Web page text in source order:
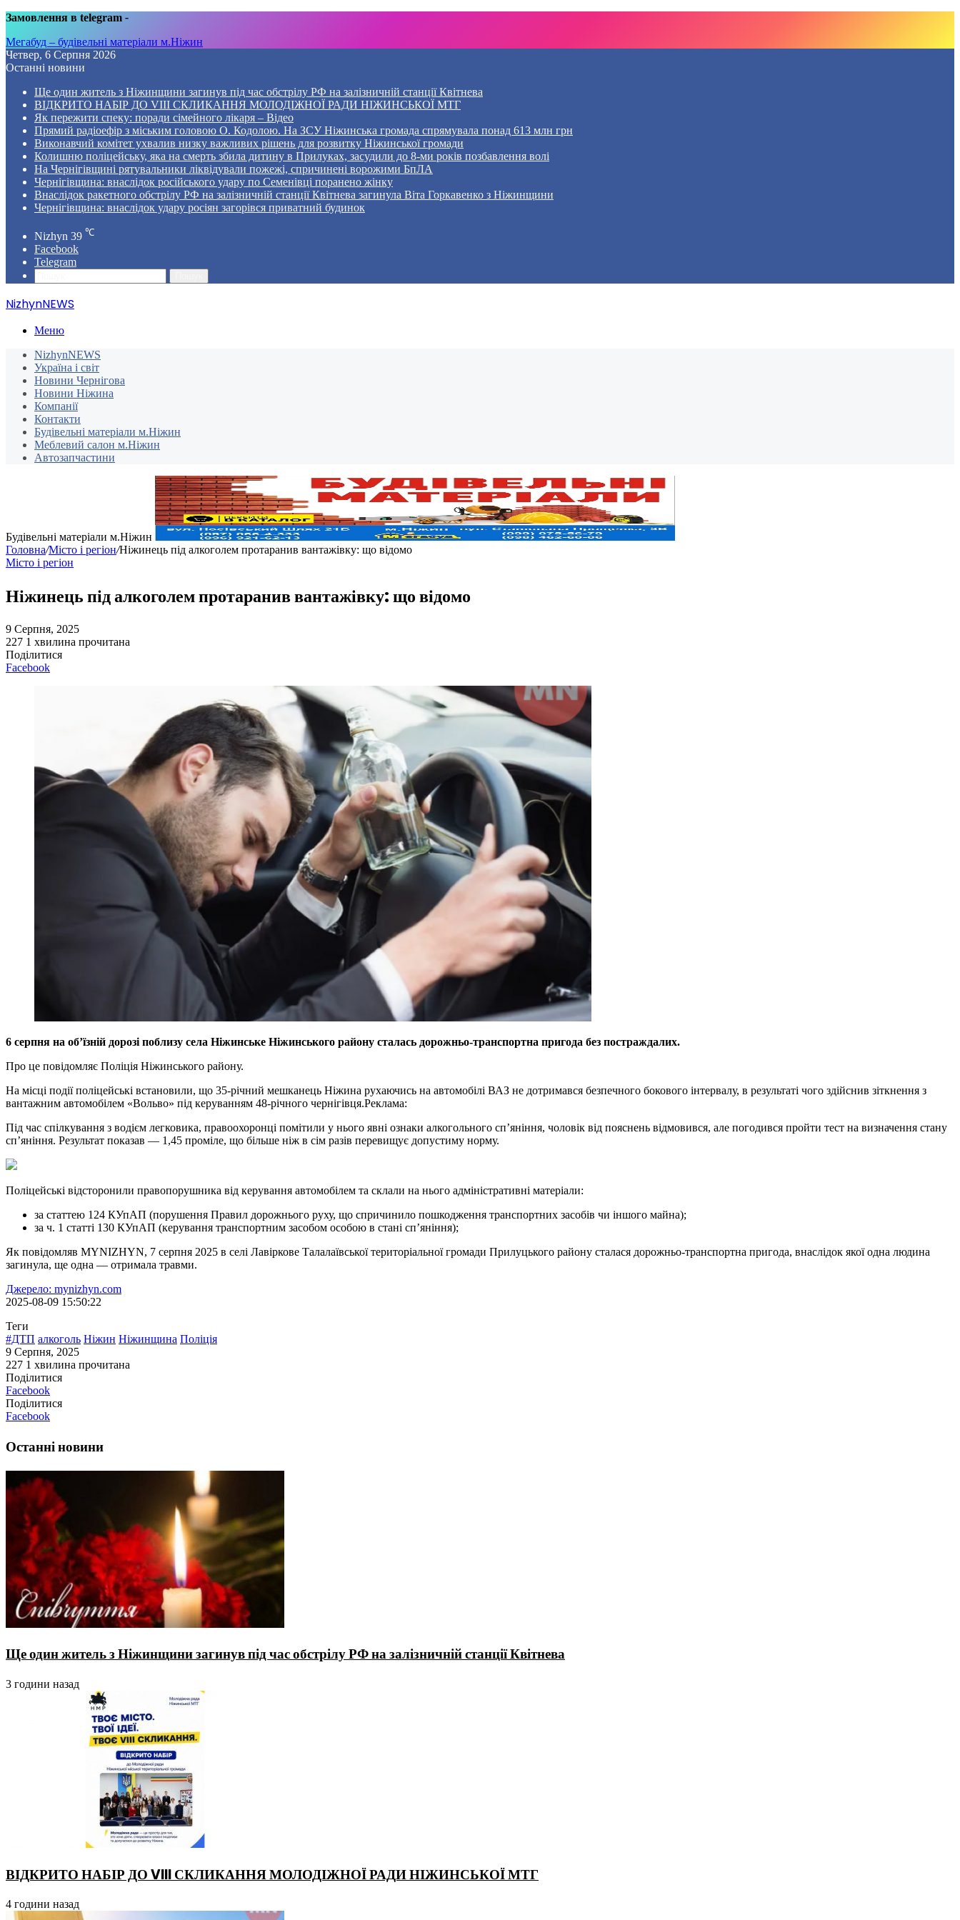
Замовлення в telegram -
Мегабуд – будівельні матеріали м.Ніжин
Четвер, 6 Серпня 2026
Останні новини
Ще один житель з Ніжинщини загинув під час обстрілу РФ на залізничній станції Квітнева
ВІДКРИТО НАБІР ДО VIII СКЛИКАННЯ МОЛОДІЖНОЇ РАДИ НІЖИНСЬКОЇ МТГ
Як пережити спеку: поради сімейного лікаря – Відео
Прямий радіоефір з міським головою О. Кодолою. На ЗСУ Ніжинська громада спрямувала понад 613 млн грн
Виконавчий комітет ухвалив низку важливих рішень для розвитку Ніжинської громади
Колишню поліцейську, яка на смерть збила дитину в Прилуках, засудили до 8-ми років позбавлення волі
На Чернігівщині рятувальники ліквідували пожежі, спричинені ворожими БпЛА
Чернігівщина: внаслідок російського удару по Семенівці поранено жінку
Внаслідок ракетного обстрілу РФ на залізничній станції Квітнева загинула Віта Горкавенко з Ніжинщини
Чернігівщина: внаслідок удару росіян загорівся приватний будинок
Nizhyn 39 ℃
Facebook
Telegram
NizhynNEWS
Меню
NizhynNEWS
Україна і світ
Новини Чернігова
Новини Ніжина
Компанії
Контакти
Будівельні матеріали м.Ніжин
Меблевий салон м.Ніжин
Автозапчастини
Будівельні матеріали м.Ніжин
Головна/Місто і регіон/Ніжинець під алкоголем протаранив вантажівку: що відомо
Місто і регіон
Ніжинець під алкоголем протаранив вантажівку: що відомо
9 Серпня, 2025
227 1 хвилина прочитана
Поділитися
Facebook
6 серпня на об’їзній дорозі поблизу села Ніжинське Ніжинського району сталась дорожньо-транспортна пригода без постраждалих.
Про це повідомляє Поліція Ніжинського району.
На місці події поліцейські встановили, що 35-річний мешканець Ніжина рухаючись на автомобілі ВАЗ не дотримався безпечного бокового інтервалу, в результаті чого здійснив зіткнення з
вантажним автомобілем «Вольво» під керуванням 48-річного чернігівця.Реклама:
Під час спілкування з водієм легковика, правоохоронці помітили у нього явні ознаки алкогольного сп’яніння, чоловік від пояснень відмовився, але погодився пройти тест на визначення стану
спʼяніння. Результат показав — 1,45 проміле, що більше ніж в сім разів перевищує допустиму норму.
Поліцейські відсторонили правопорушника від керування автомобілем та склали на нього адміністративні матеріали:
за статтею 124 КУпАП (порушення Правил дорожнього руху, що спричинило пошкодження транспортних засобів чи іншого майна);
за ч. 1 статті 130 КУпАП (керування транспортним засобом особою в стані сп’яніння);
Як повідомляв MYNIZHYN, 7 серпня 2025 в селі Лавіркове Талалаївської територіальної громади Прилуцького району сталася дорожньо-транспортна пригода, внаслідок якої одна людина
загинула, ще одна — отримала травми.
Джерело: mynizhyn.com
2025-08-09 15:50:22
Теги
#ДТП алкоголь Ніжин Ніжинщина Поліція
9 Серпня, 2025
227 1 хвилина прочитана
Поділитися
Facebook
Поділитися
Facebook
Останні новини
Ще один житель з Ніжинщини загинув під час обстрілу РФ на залізничній станції Квітнева
3 години назад
ВІДКРИТО НАБІР ДО VIII СКЛИКАННЯ МОЛОДІЖНОЇ РАДИ НІЖИНСЬКОЇ МТГ
4 години назад